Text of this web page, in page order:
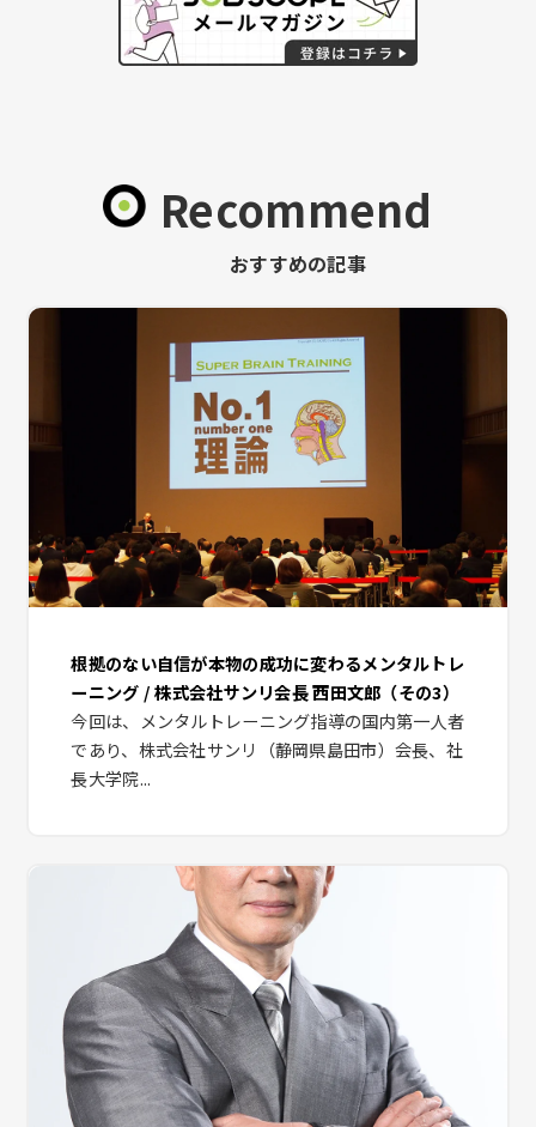
Recommend
おすすめの記事
根拠のない自信が本物の成功に変わるメンタルトレ
ーニング / 株式会社サンリ会長 西田文郎（その3）
今回は、メンタルトレーニング指導の国内第一人者
であり、株式会社サンリ（静岡県島田市）会長、社
長大学院...